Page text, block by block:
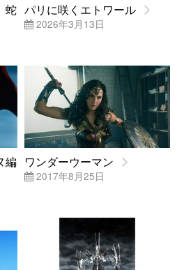
蛇 パリに咲くエトワール
2026年3月13日
編 ワンダーウーマン
2017年8月25日